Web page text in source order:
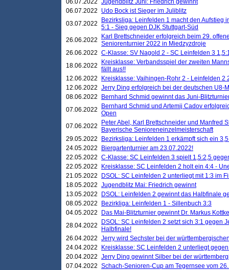
06.07.2022 Jugendblitz Juni: Friedrich gewinnt
06.07.2022
Udo Bock ist Sieger im Juliblitz
03.07.2022
Bezirksliga: Leinfelden 1 macht den Aufstieg
5:1 - Sieg gegen DJK Stuttgart-Süd
26.06.2022
Karl Brettschneider erfolgreich beim 29.
Seniorenturnier 2022 in Miedzyzdroje
26.06.2022 C-Klasse: SV Nagold 2 - SC Leinfelden 3
18.06.2022
Kreisklasse: Verbandsspiel der zweiten
fällt aus!!
12.06.2022
Kreisklasse: Vaihingen-Rohr 2 - Leinfelden 2
12.06.2022 Jerry Ding erfolgreich bei der deutschen U8-
08.06.2022
Bernhard Schmid gewinnt das Juni-
07.06.2022
Bernhard Schmid und Artemij Cadov
Open
07.06.2022
Peter Abel, Karl Brettschneider und Manfred
Bayerische Senioreneinzelmeisterschaft
29.05.2022
Bezirksliga: Leinfelden 1 erkämpft sich ein
24.05.2022
Biergartenturnier am 23.07.2022!
22.05.2022 C-Klasse: SC Leinfelden 3 spielt 1,5:2,5
22.05.2022
Kreisklasse: SC Leinfelden 2 holt ein 4:4 -
21.05.2022
DSOL: SC Leinfelden 2 unterliegt mit 1:3 im
18.05.2022 Jugendblitz Mai: Friedrich gewinnt
13.05.2022
DSOL: Leinfelden 2 gewinnt das Halbfinale
08.05.2022
Bezirkliga: Leinfelden 1 - Sillenbuch 3:3
04.05.2022
Das Mai-Blitzturnier gewinnt Dr. Markus
28.04.2022
DSOL: SC Leinfelden 2 setzt sich 3:1 gegen
Halbfinale!
26.04.2022 Jerry wird Sechster bei der
24.04.2022
Kreisklasse: SC Leinfelden 2 unterliegt
20.04.2022 Jerry Ding gewinnt Silber bei der
07.04.2022 Schach-Senioren-Cup am Tegernsee vom